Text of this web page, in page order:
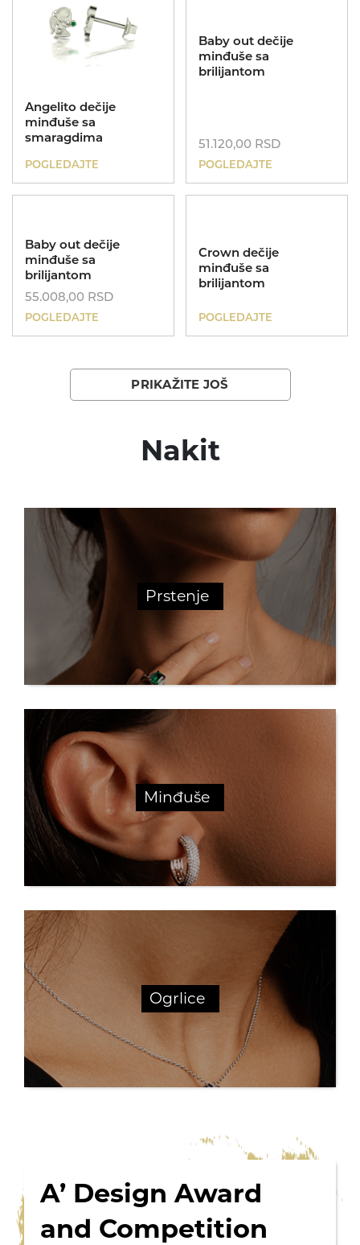
Koreni
Poklon za sve prilike
Angelito dečije
minđuše sa
smaragdima
POGLEDAJTE
Baby out dečije
minđuše sa
brilijantom
51.120,00 RSD
POGLEDAJTE
Baby out dečije
minđuše sa
brilijantom
55.008,00 RSD
POGLEDAJTE
Crown dečije
minđuše sa
brilijantom
POGLEDAJTE
PRIKAŽITE JOŠ
Nakit
Prstenje
Minđuše
Ogrlice
A’ Design Award
and Competition